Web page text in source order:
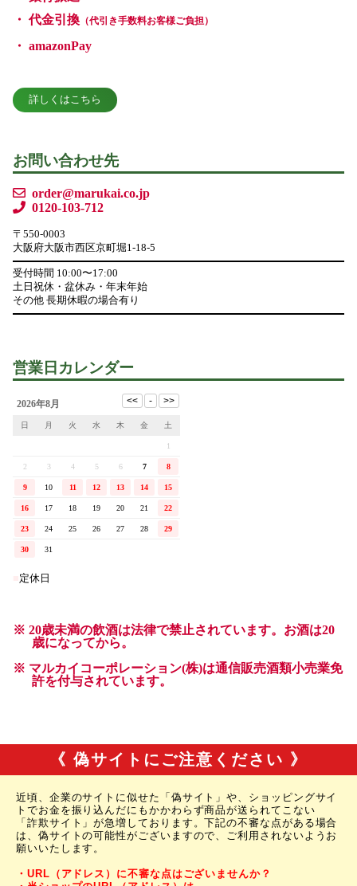
《 偽サイトにご注意ください 》
近頃、企業のサイトに似せた「偽サイト」や、ショッピングサイ
トでお金を振り込んだにもかかわらず商品が送られてこない
「詐欺サイト」が急増しております。下記の不審な点がある場合
は、偽サイトの可能性がございますので、ご利用されないようお
願いいたします。
・URL（アドレス）に不審な点はございませんか？